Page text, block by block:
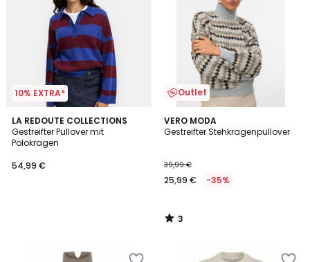
10% EXTRA*
LA REDOUTE COLLECTIONS
Gestreifter Pullover mit
Polokragen
54,99 €
Outlet
VERO MODA
Gestreifter Stehkragenpullover
39,99 €
25,99 € -35%
3
/
3
/